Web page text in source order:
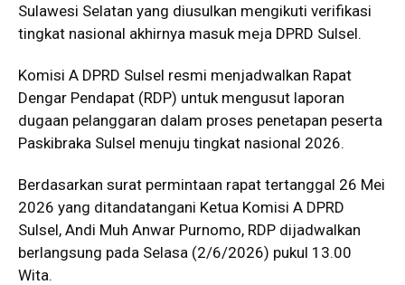
Sulawesi Selatan yang diusulkan mengikuti verifikasi
tingkat nasional akhirnya masuk meja DPRD Sulsel.
Komisi A DPRD Sulsel resmi menjadwalkan Rapat
Dengar Pendapat (RDP) untuk mengusut laporan
dugaan pelanggaran dalam proses penetapan peserta
Paskibraka Sulsel menuju tingkat nasional 2026.
Berdasarkan surat permintaan rapat tertanggal 26 Mei
2026 yang ditandatangani Ketua Komisi A DPRD
Sulsel, Andi Muh Anwar Purnomo, RDP dijadwalkan
berlangsung pada Selasa (2/6/2026) pukul 13.00
Wita.